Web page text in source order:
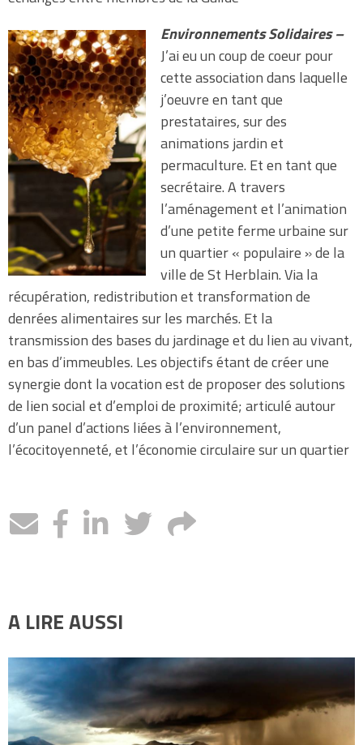
Environnements Solidaires –
J’ai eu un coup de coeur pour
cette association dans laquelle
j’oeuvre en tant que
prestataires, sur des
animations jardin et
permaculture. Et en tant que
secrétaire. A travers
l’aménagement et l’animation
d’une petite ferme urbaine sur
un quartier « populaire » de la
ville de St Herblain. Via la
récupération, redistribution et transformation de
denrées alimentaires sur les marchés. Et la
transmission des bases du jardinage et du lien au vivant,
en bas d’immeubles. Les objectifs étant de créer une
synergie dont la vocation est de proposer des solutions
de lien social et d’emploi de proximité; articulé autour
d’un panel d’actions liées à l’environnement,
l’écocitoyenneté, et l’économie circulaire sur un quartier
A LIRE AUSSI